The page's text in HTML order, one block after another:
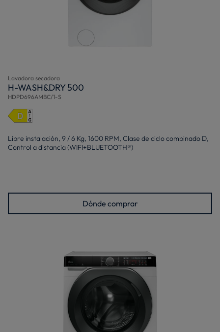
Lavadora secadora
H-WASH&DRY 500
HDPD696AMBC/1-S
Libre instalación, 9 / 6 Kg, 1600 RPM, Clase de ciclo combinado D,
Control a distancia (WIFI+BLUETOOTH®)
Dónde comprar